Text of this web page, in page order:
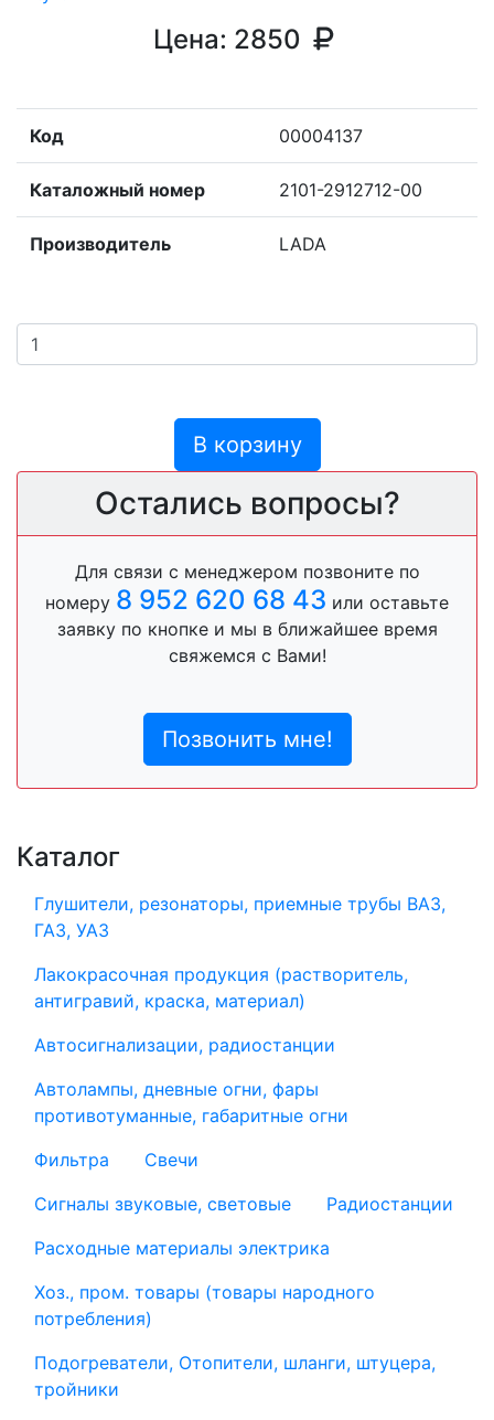
Цена: 2850
Код 00004137
Каталожный номер 2101-2912712-00
Производитель LADA
В корзину
Остались вопросы?
Для связи с менеджером позвоните по
номеру 8 952 620 68 43 или оставьте
заявку по кнопке и мы в ближайшее время
свяжемся с Вами!
Позвонить мне!
Каталог
Глушители, резонаторы, приемные трубы ВАЗ,
ГАЗ, УАЗ
Лакокрасочная продукция (растворитель,
антигравий, краска, материал)
Автосигнализации, радиостанции
Автолампы, дневные огни, фары
противотуманные, габаритные огни
Фильтра
Свечи
Сигналы звуковые, световые
Радиостанции
Расходные материалы электрика
Хоз., пром. товары (товары народного
потребления)
Подогреватели, Отопители, шланги, штуцера,
тройники